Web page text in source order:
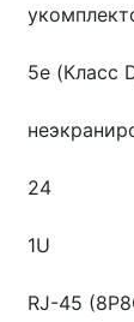
5e (Класс
24
1U
RJ-45